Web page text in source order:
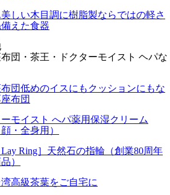
美しい木目調に樹脂製ならではの軽さ
えた食器
団・茶王・ドクターモイスト ヘパな
団低めのイスにもクッションにもな
布団
ーモイスト へパ薬用保湿クリーム
顔・全身用）
Ring］ 天然石の指輪（創業80周年
）
高級茶葉をご自宅に